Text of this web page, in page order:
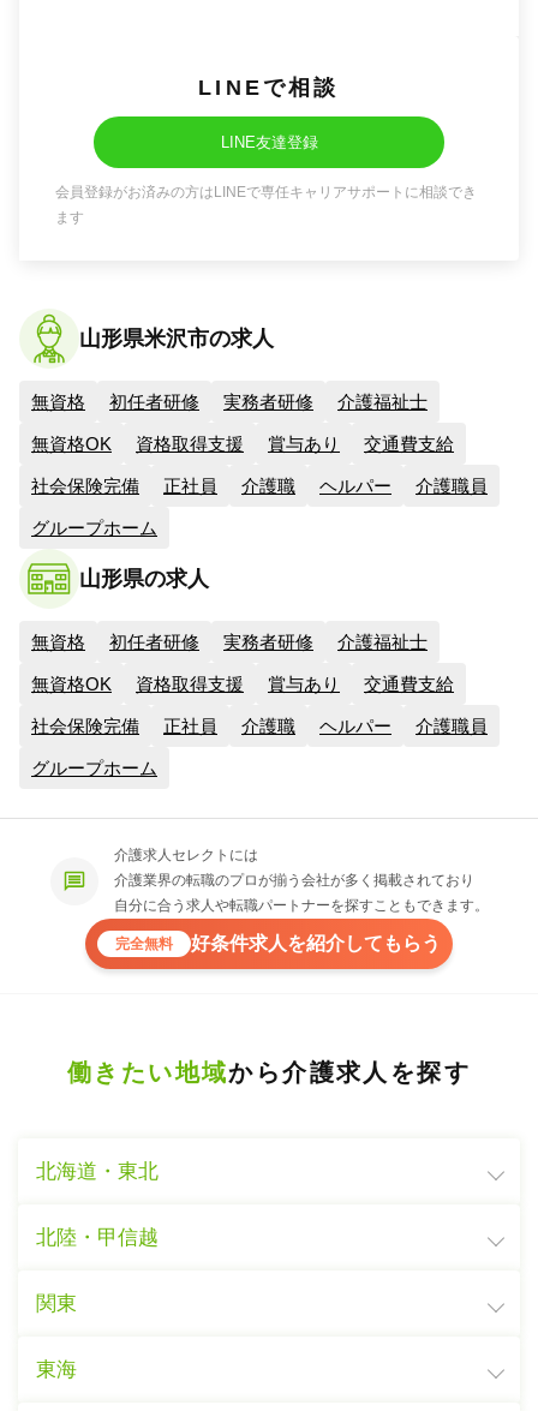
LINEで相談
LINE友達登録
会員登録がお済みの方はLINEで専任キャリアサポートに相談でき
ます
山形県米沢市の求人
無資格 初任者研修 実務者研修 介護福祉士
無資格OK 資格取得支援 賞与あり 交通費支給
社会保険完備 正社員 介護職 ヘルパー 介護職員
グループホーム
山形県の求人
無資格 初任者研修 実務者研修 介護福祉士
無資格OK 資格取得支援 賞与あり 交通費支給
社会保険完備 正社員 介護職 ヘルパー 介護職員
グループホーム
介護求人セレクトには
介護業界の転職のプロが揃う会社が多く掲載されており
自分に合う求人や転職パートナーを探すこともできます。
完全無料 好条件求人を紹介してもらう
働きたい地域から介護求人を探す
北海道・東北
北陸・甲信越
関東
東海